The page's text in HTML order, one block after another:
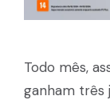
Todo mês,
ganham três